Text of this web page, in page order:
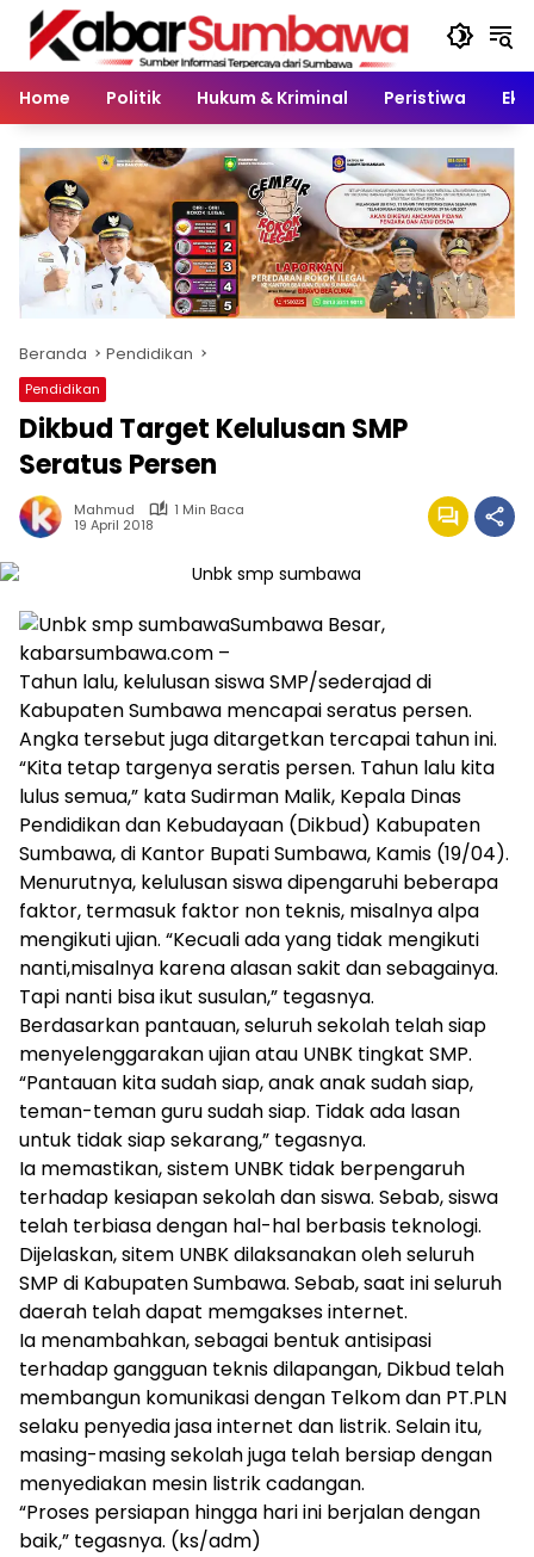
Langsung
konten
Home
Politik Hukum & Kriminal Peristiwa
Beranda Pendidikan
Pendidikan
Dikbud Target Kelulusan SMP
Seratus Persen
Mahmud
1 Min Baca
19 April 2018
Sumbawa Besar,
kabarsumbawa.com –
Tahun lalu, kelulusan siswa SMP/sederajad di
Kabupaten Sumbawa mencapai seratus persen.
Angka tersebut juga ditargetkan tercapai tahun ini.
“Kita tetap targenya seratis persen. Tahun lalu kita
lulus semua,” kata Sudirman Malik, Kepala Dinas
Pendidikan dan Kebudayaan (Dikbud) Kabupaten
Sumbawa, di Kantor Bupati Sumbawa, Kamis (19/04).
Menurutnya, kelulusan siswa dipengaruhi beberapa
faktor, termasuk faktor non teknis, misalnya alpa
mengikuti ujian. “Kecuali ada yang tidak mengikuti
nanti,misalnya karena alasan sakit dan sebagainya.
Tapi nanti bisa ikut susulan,” tegasnya.
Berdasarkan pantauan, seluruh sekolah telah siap
menyelenggarakan ujian atau UNBK tingkat SMP.
“Pantauan kita sudah siap, anak anak sudah siap,
teman-teman guru sudah siap. Tidak ada lasan
untuk tidak siap sekarang,” tegasnya.
Ia memastikan, sistem UNBK tidak berpengaruh
terhadap kesiapan sekolah dan siswa. Sebab, siswa
telah terbiasa dengan hal-hal berbasis teknologi.
Dijelaskan, sitem UNBK dilaksanakan oleh seluruh
SMP di Kabupaten Sumbawa. Sebab, saat ini seluruh
daerah telah dapat memgakses internet.
Ia menambahkan, sebagai bentuk antisipasi
terhadap gangguan teknis dilapangan, Dikbud telah
membangun komunikasi dengan Telkom dan PT.PLN
selaku penyedia jasa internet dan listrik. Selain itu,
masing-masing sekolah juga telah bersiap dengan
menyediakan mesin listrik cadangan.
“Proses persiapan hingga hari ini berjalan dengan
baik,” tegasnya. (ks/adm)